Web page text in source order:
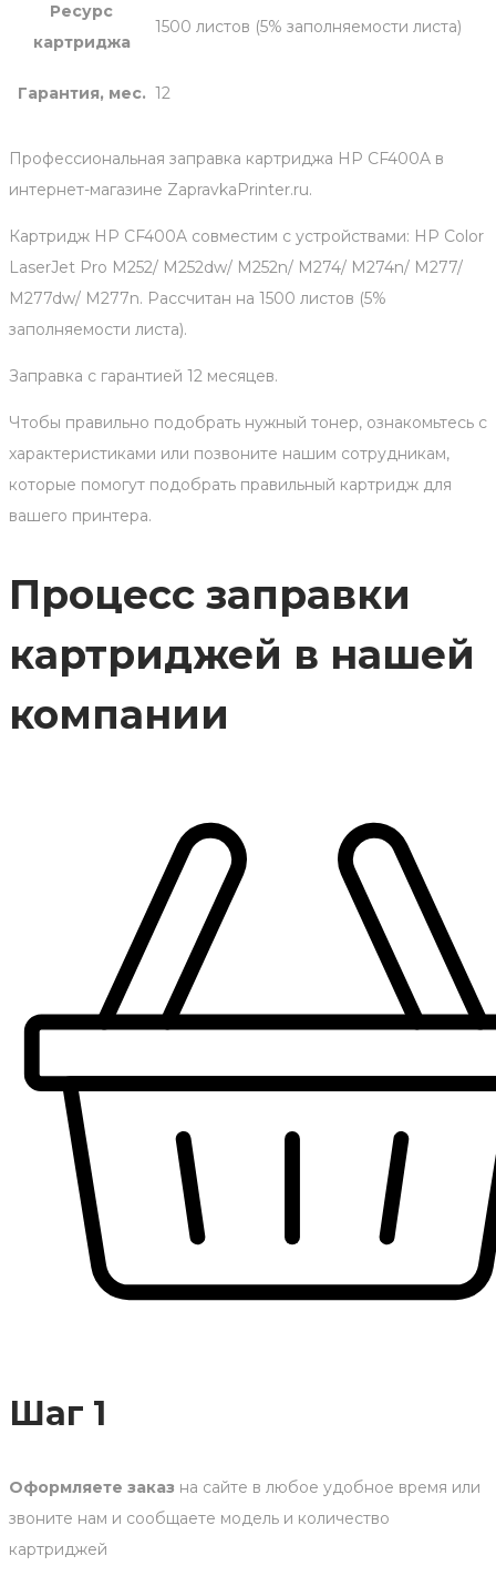
Ресурс
картриджа
1500 листов (5% заполняемости листа)
Гарантия, мес. 12
Профессиональная заправка картриджа HP СF400A в
интернет-магазине ZapravkaPrinter.ru.
Картридж HP CF400A совместим с устройствами: HP Color
LaserJet Pro M252/ M252dw/ M252n/ M274/ M274n/ M277/
M277dw/ M277n. Рассчитан на 1500 листов (5%
заполняемости листа).
Заправка с гарантией 12 месяцев.
Чтобы правильно подобрать нужный тонер, ознакомьтесь с
характеристиками или позвоните нашим сотрудникам,
которые помогут подобрать правильный картридж для
вашего принтера.
Процесс заправки
картриджей в нашей
компании
Шаг 1
Оформляете заказ на сайте в любое удобное время или
звоните нам и сообщаете модель и количество
картриджей